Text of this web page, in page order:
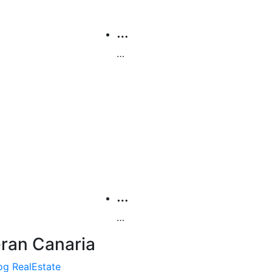
…
…
…
…
Canaria
RealEstate